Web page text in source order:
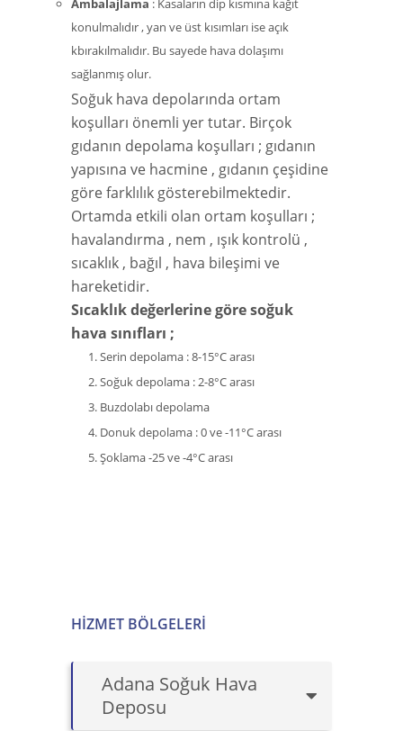
HIZMET BÖLGELERI
Adana Soğuk Hava
Deposu
Ambalajlama : Kasaların dip kısmına kağıt
konulmalıdır , yan ve üst kısımları ise açık
kbırakılmalıdır. Bu sayede hava dolaşımı
sağlanmış olur.
Soğuk hava depolarında ortam
koşulları önemli yer tutar. Birçok
gıdanın depolama koşulları ; gıdanın
yapısına ve hacmine , gıdanın çeşidine
göre farklılık gösterebilmektedir.
Ortamda etkili olan ortam koşulları ;
havalandırma , nem , ışık kontrolü ,
sıcaklık , bağıl , hava bileşimi ve
hareketidir.
Sıcaklık değerlerine göre soğuk
hava sınıfları ;
Serin depolama : 8-15°C arası
Soğuk depolama : 2-8°C arası
Buzdolabı depolama
Donuk depolama : 0 ve -11°C arası
Şoklama -25 ve -4°C arası